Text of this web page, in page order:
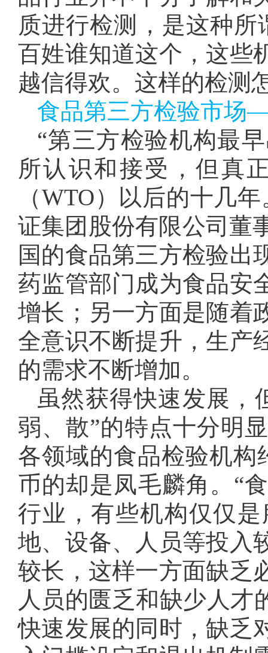
质进行检测，是这种
百姓谁知道这个，这些
越信得欢。这样的检测
食品第三方检验市场
“第三方检验机构最
所认识和接受，但真
（WTO）以后的十几
证集团股份有限公司董
国的食品第三方检验出
药监管部门成为食品安
增长；另一方面是随着
全意识不断提升，生产
的需求不断增加。
虽然获得快速发展，
弱、散”的特点十分明
各领域的食品检验机构
币的却是凤毛麟角。“
行业，有些机构仅仅
地、设备、人员等投入
较长，这样一方面缺乏
人员的匮乏和缺少人才
快速发展的同时，缺乏